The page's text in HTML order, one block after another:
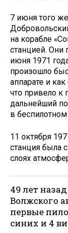
7 июня того
на корабле
станцией. Они
июня 1971
произошло
аппарате и
что привело к
дальнейший
в
11 октября
станция была
слоях
49 лет
Волжского
первые
синих и 4